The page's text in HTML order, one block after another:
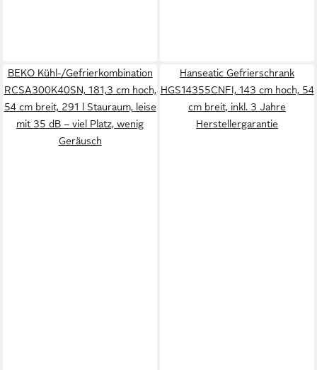
BEKO Kühl-/Gefrierkombination
RCSA300K40SN, 181,3 cm hoch,
54 cm breit, 291 l Stauraum, leise
mit 35 dB – viel Platz, wenig
Geräusch
Hanseatic Gefrierschrank
HGS14355CNFI, 143 cm hoch, 54
cm breit, inkl. 3 Jahre
Herstellergarantie